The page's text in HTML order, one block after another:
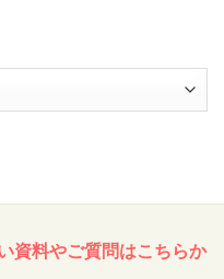
資料やご質問はこちらか